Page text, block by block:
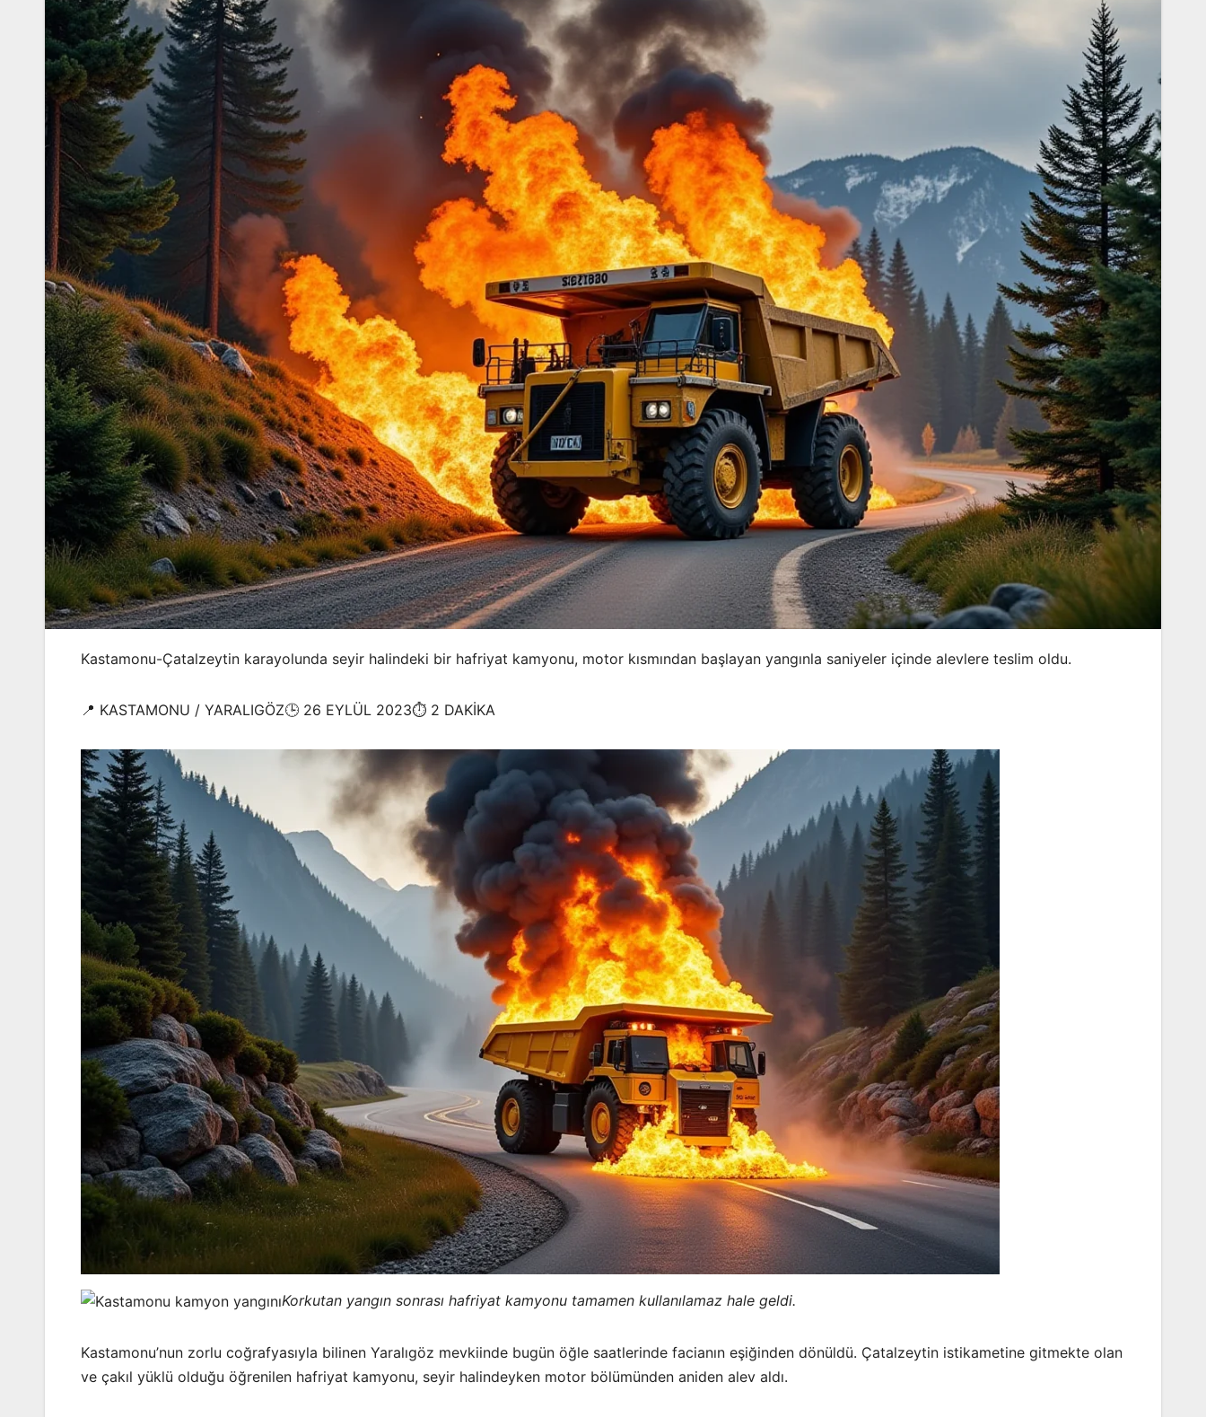
Kastamonu-Çatalzeytin karayolunda seyir halindeki bir hafriyat kamyonu, motor kısmından başlayan yangınla saniyeler içinde alevlere teslim oldu.
📍 KASTAMONU / YARALIGÖZ🕒 26 EYLÜL 2023⏱️ 2 DAKİKA
Korkutan yangın sonrası hafriyat kamyonu tamamen kullanılamaz hale geldi.
Kastamonu’nun zorlu coğrafyasıyla bilinen Yaralıgöz mevkiinde bugün öğle saatlerinde facianın eşiğinden dönüldü. Çatalzeytin istikametine gitmekte olan
ve çakıl yüklü olduğu öğrenilen hafriyat kamyonu, seyir halindeyken motor bölümünden aniden alev aldı.